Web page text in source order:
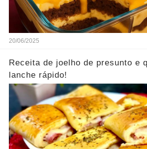
20/06/2025
Receita de joelho de presunto e
lanche rápido!